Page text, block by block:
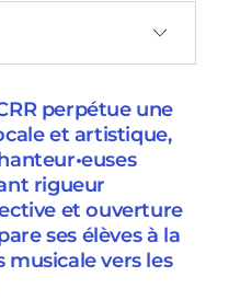
perpétue une
et artistique,
rigueur
et ouverture
ses élèves à la
vers les